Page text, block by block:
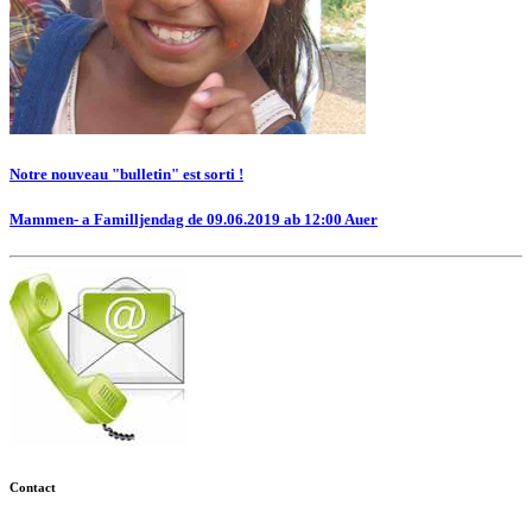
Notre nouveau "bulletin" est sorti !
Mammen- a Familljendag de 09.06.2019 ab 12:00 Auer
Contact